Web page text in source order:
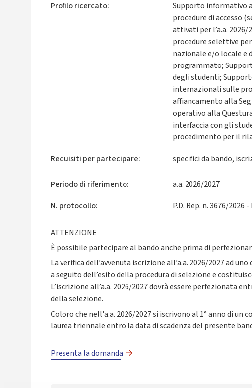
Profilo ricercato:
Supporto informativo
procedure di accesso
attivati per l’a.a.
procedure selettive
nazionale e/o locale e
programmato;
degli studenti;
internazionali sulle
affiancamento alla
operativo alla
interfaccia con gli
procedimento per il
Requisiti per partecipare:
specifici da bando,
Periodo di riferimento:
a.a. 2026/2027
N. protocollo:
P.D. Rep. n. 3676/2026
ATTENZIONE
È possibile partecipare al bando anche prima di
La verifica dell’avvenuta iscrizione all’a.a. 2026/2027 ad
a seguito dell’esito della procedura di selezione e
L’iscrizione all’a.a. 2026/2027 dovrà essere perfezionata
della selezione.
Coloro che nell'a.a. 2026/2027 si iscrivono al 1° anno di un
laurea triennale entro la data di scadenza del presente
Presenta la domanda